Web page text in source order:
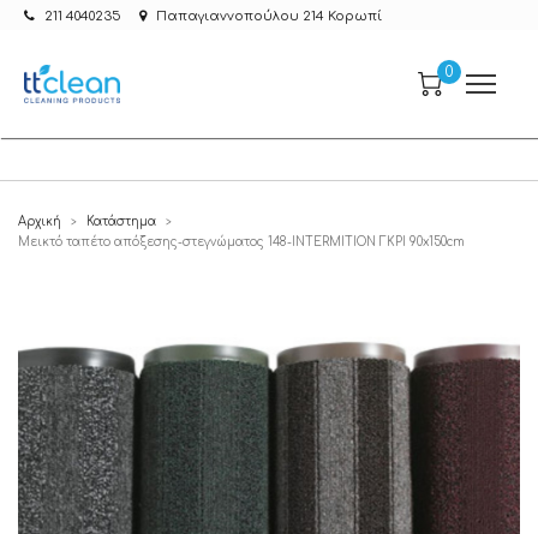
211 4040235 Παπαγιαννοπούλου 214 Κορωπί
0
Αρχική > Κατάστημα >
Μεικτό ταπέτο απόξεσης-στεγνώματος 148-INTERMITION ΓΚΡΙ 90x150cm